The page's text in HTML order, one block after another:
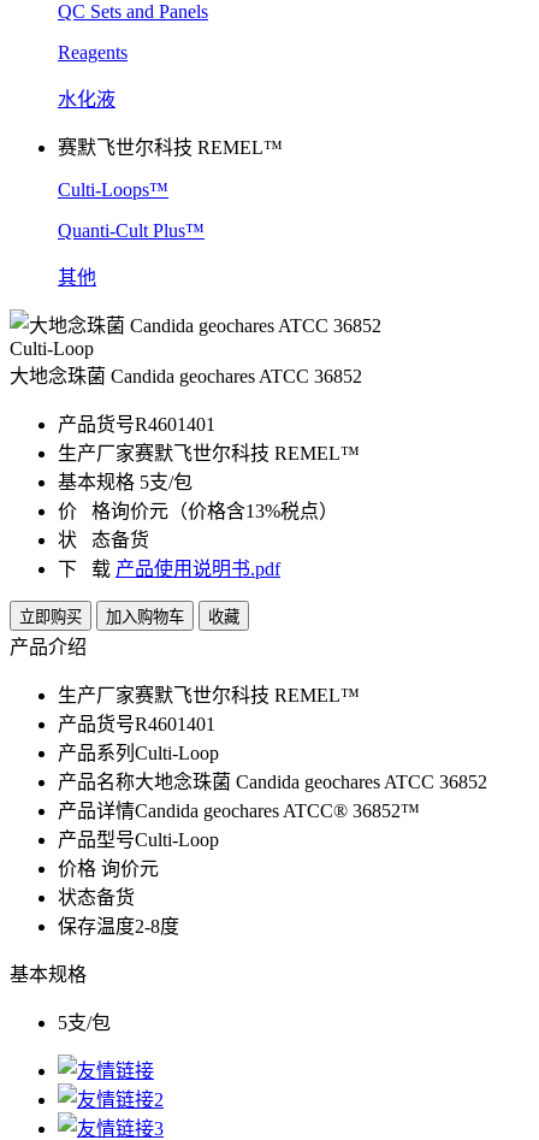
QC Sets and Panels
Reagents
水化液
赛默飞世尔科技 REMEL™
Culti-Loops™
Quanti-Cult Plus™
其他
Culti-Loop
大地念珠菌 Candida geochares ATCC 36852
产品货号R4601401
生产厂家赛默飞世尔科技 REMEL™
基本规格 5支/包
价 格询价元（价格含13%税点）
状 态备货
下 载 产品使用说明书.pdf
立即购买 加入购物车 收藏
产品介绍
生产厂家赛默飞世尔科技 REMEL™
产品货号R4601401
产品系列 Culti-Loop
产品名称大地念珠菌 Candida geochares ATCC 36852
产品详情Candida geochares ATCC® 36852™
产品型号Culti-Loop
价格 询价元
状态备货
保存温度2-8度
基本规格
5支/包